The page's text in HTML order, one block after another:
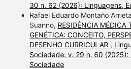
30 n. 62 (2026): Linguagens,
Rafael Eduardo Montaño
Suanno, RESIDÊNCIA MÉDICA
GENÉTICA: CONCEITO,
DESENHO CURRICULAR ,
Sociedade: v. 29 n. 60 (2025):
Sociedade